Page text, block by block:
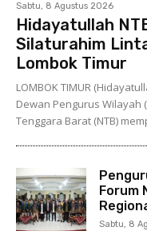
Sabtu, 8 Agustus 2026
Hidayatullah
Silaturahim
Lombok Timur
LOMBOK TIMUR
Dewan Pengurus Wilayah
Tenggara Barat (NTB)
Forum
Sabtu, 8